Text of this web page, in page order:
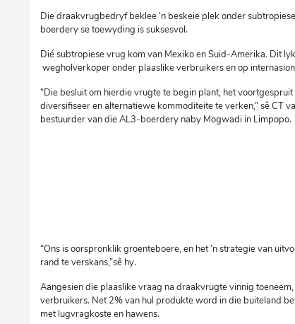
Die draakvrugbedryf beklee ’n beskeie plek onder
boerdery se toewyding is suksesvol.
Dié subtropiese vrug kom van Mexiko en Suid-Amerika. Dit lyk
wegholverkoper onder plaaslike verbruikers en op
“Die besluit om hierdie vrugte te begin plant, het
diversifiseer en alternatiewe kommoditeite te verken,” sê CT
bestuurder van die AL3-boerdery naby Mogwadi in Limpopo.
“Ons is oorspronklik groenteboere, en het ’n strategie van
rand te verskans,”sê hy.
Aangesien die plaaslike vraag na draakvrugte vinnig
verbruikers. Net 2% van hul produkte word in die buiteland
met lugvragkoste en hawens.